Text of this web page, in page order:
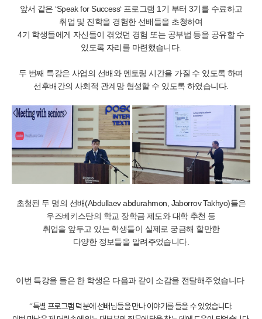
앞서 같은 ‘Speak for Success‘ 프로그램 1기 부터 3기를 수료하고
취업 및 진학을 경험한 선배들을 초청하여
4기 학생들에게 자신들이 겪었던 경험 또는 공부법 등을 공유할 수
있도록 자리를 마련했습니다.
두 번째 특강은 사업의 선배와 멘토링 시간을 가질 수 있도록 하며
선후배간의 사회적 관계망 형성할 수 있도록 하였습니다.
초청된 두 명의 선배(Abdullaev abdurahmon, Jaborrov Takhyo)들은
우즈베키스탄의 학교 장학금 제도와 대학 추천 등
취업을 앞두고 있는 학생들이 실제로 궁금해 할만한
다양한 정보들을 알려주었습니다.
이번 특강을 들은 한 학생은 다음과 같이 소감을 전달해주었습니다
“특별 프로그램 덕분에 선배님들을 만나 이야기를 들을 수 있었습니다.